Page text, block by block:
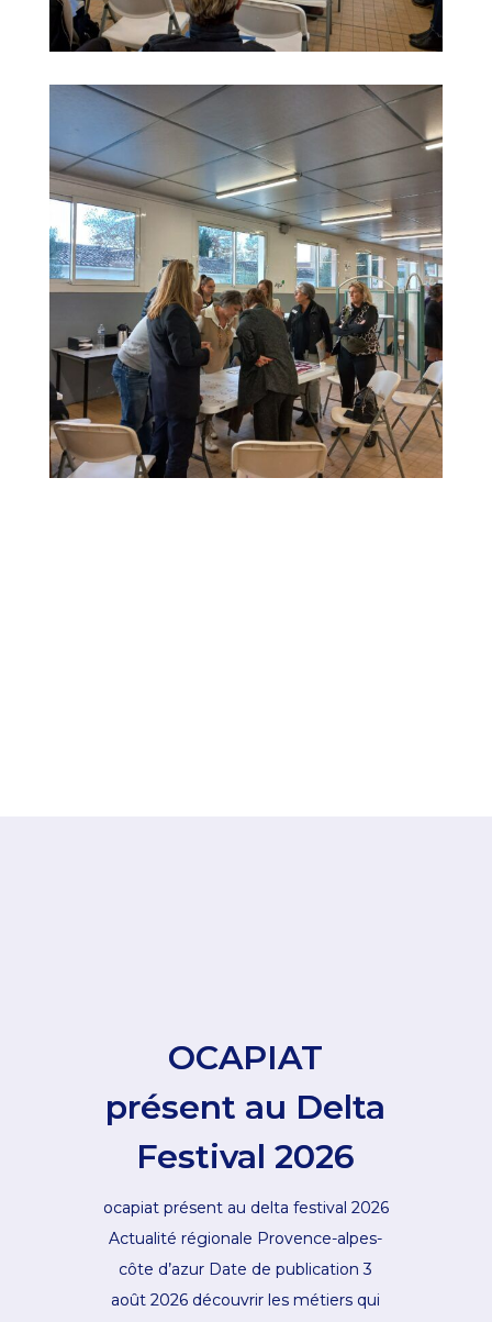
OCAPIAT
présent au Delta
Festival 2026
ocapiat présent au delta festival 2026
Actualité régionale Provence-alpes-
côte d’azur Date de publication 3
août 2026 découvrir les métiers qui